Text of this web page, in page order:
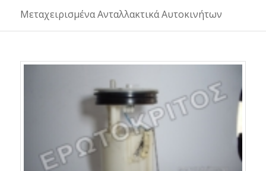
Μεταχειρισμένα Ανταλλακτικά Αυτοκινήτων